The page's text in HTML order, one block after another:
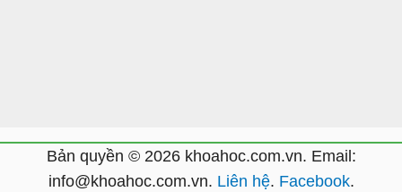
Bản quyền © 2026 khoahoc.com.vn. Email:
info@khoahoc.com.vn. Liên hệ. Facebook.